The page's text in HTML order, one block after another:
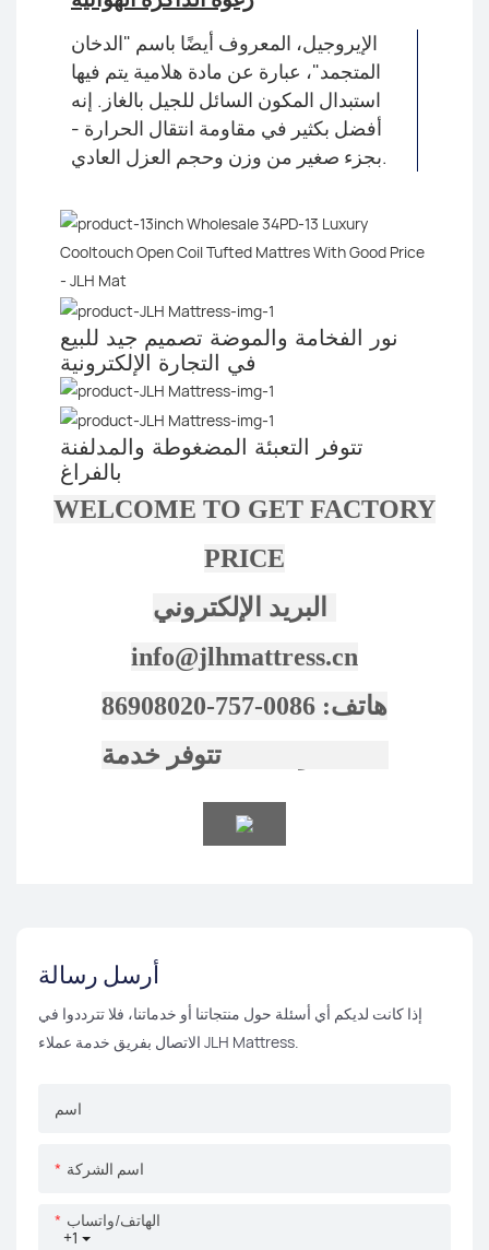
الإيروجيل، المعروف أيضًا باسم "الدخان
المتجمد"، عبارة عن مادة هلامية يتم فيها
استبدال المكون السائل للجيل بالغاز. إنه
أفضل بكثير في مقاومة انتقال الحرارة -
بجزء صغير من وزن وحجم العزل العادي.
نور الفخامة والموضة تصميم جيد للبيع
في التجارة الإلكترونية
تتوفر التعبئة المضغوطة والمدلفنة
بالفراغ
WELCOME TO GET FACTORY
PRICE
البريد الإلكتروني:
info@jlhmattress.cn
هاتف: 0086-757-86908020
أرسل رسالة
إذا كانت لديكم أي أسئلة حول منتجاتنا أو خدماتنا، فلا تترددوا في
الاتصال بفريق خدمة عملاء JLH Mattress.
اسم
اسم الشركة
+1
الهاتف/واتساب